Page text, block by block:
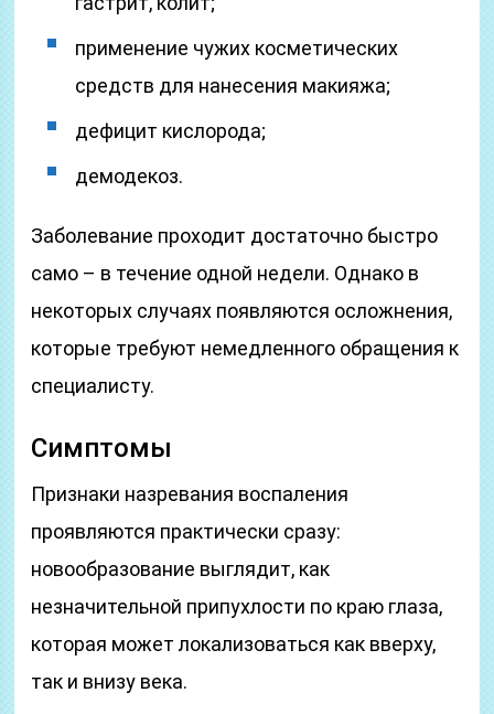
применение чужих косметических
средств для нанесения макияжа;
дефицит кислорода;
демодекоз.
Заболевание проходит достаточно быстро
само – в течение одной недели. Однако в
некоторых случаях появляются осложнения,
которые требуют немедленного обращения к
специалисту.
Симптомы
Признаки назревания воспаления
проявляются практически сразу:
новообразование выглядит, как
незначительной припухлости по краю глаза,
которая может локализоваться как вверху,
так и внизу века.